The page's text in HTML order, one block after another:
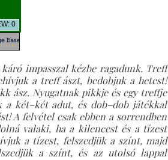
impasszal kézbe ragadunk. Treff
a treff ászt, bedobjuk a hetest!
ász. Nyugatnak pikkje és egy treffje
a két–két adut, és dob–dob játékkal
A felvétel csak ebben a sorrendben
valaki, ha a kilencest és a tízest
a tízest, felszedjük a színt, majd
a színt, és az utolsó lappal